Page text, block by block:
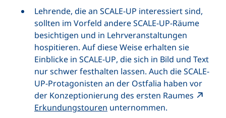
Lehrende, die an SCALE-UP interessiert sind,
sollten im Vorfeld andereSCALE-UP-Räume
besichtigen und in Lehrveranstaltungen
hospitieren. Auf diese Weise erhalten sie
Einblicke in SCALE-UP, die sich in Bild und Text
nur schwer festhalten lassen. Auch dieSCALE-
UP-Protagonisten an der Ostfalia haben vor
der Konzeptionierung des ersten Raumes
Erkundungstouren unternommen.